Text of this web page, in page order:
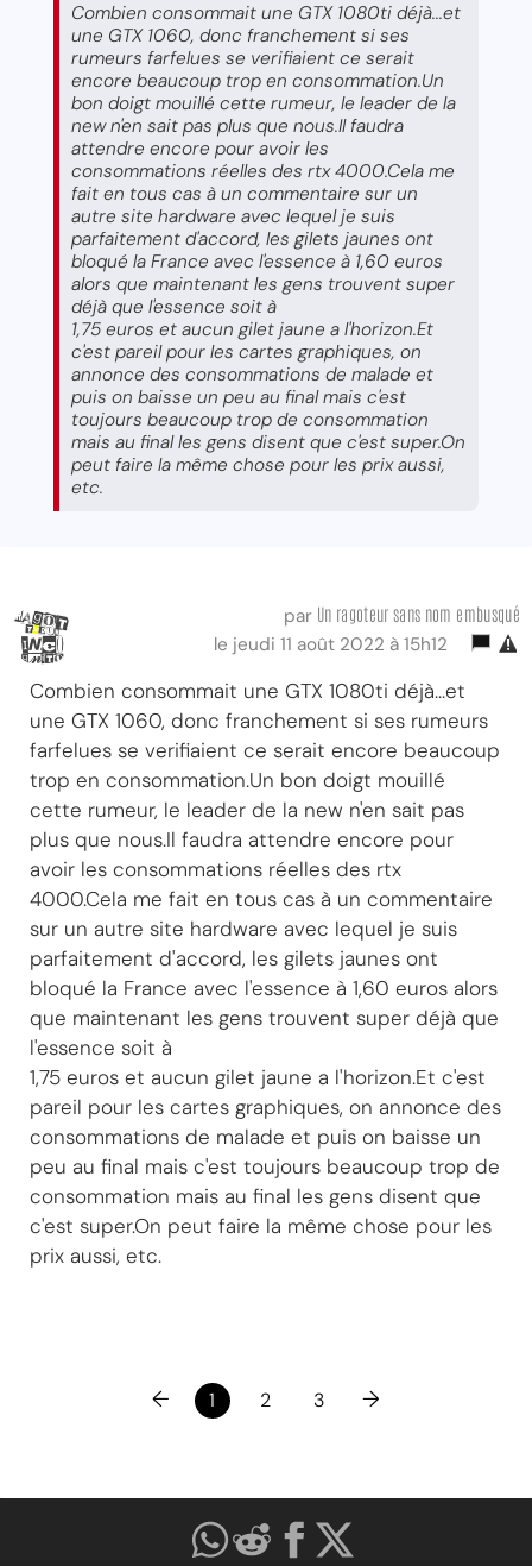
Combien consommait une GTX 1080ti déjà...et
une GTX 1060, donc franchement si ses
rumeurs farfelues se verifiaient ce serait
encore beaucoup trop en consommation.Un
bon doigt mouillé cette rumeur, le leader de la
new n'en sait pas plus que nous.Il faudra
attendre encore pour avoir les
consommations réelles des rtx 4000.Cela me
fait en tous cas à un commentaire sur un
autre site hardware avec lequel je suis
parfaitement d'accord, les gilets jaunes ont
bloqué la France avec l'essence à 1,60 euros
alors que maintenant les gens trouvent super
déjà que l'essence soit à
1,75 euros et aucun gilet jaune a l'horizon.Et
c'est pareil pour les cartes graphiques, on
annonce des consommations de malade et
puis on baisse un peu au final mais c'est
toujours beaucoup trop de consommation
mais au final les gens disent que c'est super.On
peut faire la même chose pour les prix aussi,
etc.
par Un ragoteur sans nom embusqué
le jeudi 11 août 2022 à 15h12
Combien consommait une GTX 1080ti déjà...et
une GTX 1060, donc franchement si ses rumeurs
farfelues se verifiaient ce serait encore beaucoup
trop en consommation.Un bon doigt mouillé
cette rumeur, le leader de la new n'en sait pas
plus que nous.Il faudra attendre encore pour
avoir les consommations réelles des rtx
4000.Cela me fait en tous cas à un commentaire
sur un autre site hardware avec lequel je suis
parfaitement d'accord, les gilets jaunes ont
bloqué la France avec l'essence à 1,60 euros alors
que maintenant les gens trouvent super déjà que
l'essence soit à
1,75 euros et aucun gilet jaune a l'horizon.Et c'est
pareil pour les cartes graphiques, on annonce des
consommations de malade et puis on baisse un
peu au final mais c'est toujours beaucoup trop de
consommation mais au final les gens disent que
c'est super.On peut faire la même chose pour les
prix aussi, etc.
← 1 2 3 →